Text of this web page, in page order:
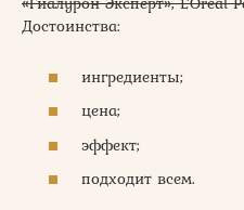
Достоинства:
ингредиенты;
цена;
эффект;
подходит всем.